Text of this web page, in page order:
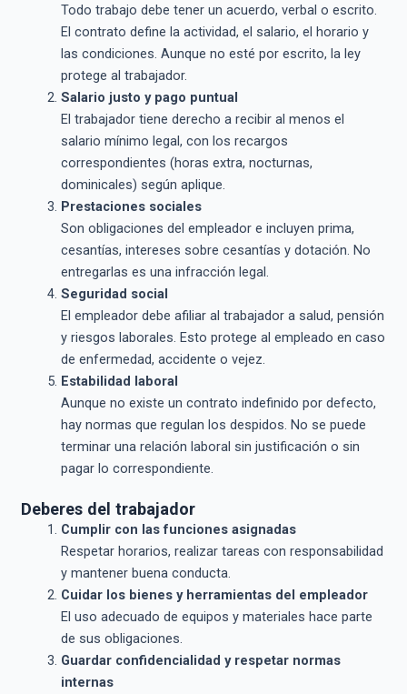
Todo trabajo debe tener un acuerdo, verbal o escrito.
El contrato define la actividad, el salario, el horario y
las condiciones. Aunque no esté por escrito, la ley
protege al trabajador.
Salario justo y pago puntual
El trabajador tiene derecho a recibir al menos el
salario mínimo legal, con los recargos
correspondientes (horas extra, nocturnas,
dominicales) según aplique.
Prestaciones sociales
Son obligaciones del empleador e incluyen prima,
cesantías, intereses sobre cesantías y dotación. No
entregarlas es una infracción legal.
Seguridad social
El empleador debe afiliar al trabajador a salud, pensión
y riesgos laborales. Esto protege al empleado en caso
de enfermedad, accidente o vejez.
Estabilidad laboral
Aunque no existe un contrato indefinido por defecto,
hay normas que regulan los despidos. No se puede
terminar una relación laboral sin justificación o sin
pagar lo correspondiente.
Deberes del trabajador
Cumplir con las funciones asignadas
Respetar horarios, realizar tareas con responsabilidad
y mantener buena conducta.
Cuidar los bienes y herramientas del empleador
El uso adecuado de equipos y materiales hace parte
de sus obligaciones.
Guardar confidencialidad y respetar normas
internas